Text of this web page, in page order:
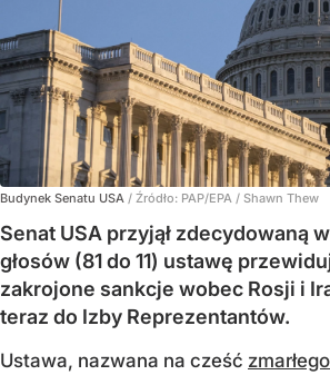
Budynek Senatu USA / Źródło: PAP/EPA / Shawn Thew
Senat USA przyjął zdecydowaną
głosów (81 do 11) ustawę
zakrojone sankcje wobec Rosji i
teraz do Izby Reprezentantów.
Ustawa, nazwana na cześć